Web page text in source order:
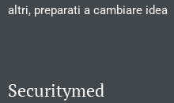
altri, preparati a cambiare idea
Securitymed